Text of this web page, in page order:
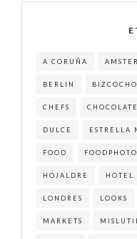
A CORUÑA
BERLIN BIZCOCHO
CHEFS CHOCOLATE
DULCE ESTRELLA
FOOD
HOJALDRE HOTEL
LONDRES LOOKS
MARKETS